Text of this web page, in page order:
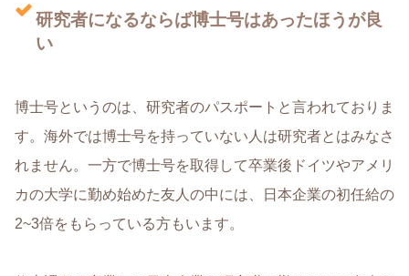
研究者になるならば博士号はあったほうが良
い
博士号というのは、研究者のパスポートと言われておりま
す。海外では博士号を持っていない人は研究者とはみなさ
れません。一方で博士号を取得して卒業後ドイツやアメリ
カの大学に勤め始めた友人の中には、日本企業の初任給の
2~3倍をもらっている方もいます。